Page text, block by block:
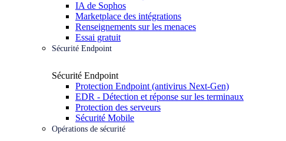
IA de Sophos
Marketplace des intégrations
Renseignements sur les menaces
Essai gratuit
Sécurité Endpoint
Sécurité Endpoint
Protection Endpoint (antivirus Next-Gen)
EDR - Détection et réponse sur les terminaux
Protection des serveurs
Sécurité Mobile
Opérations de sécurité